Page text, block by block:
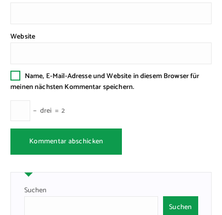
Website
Name, E-Mail-Adresse und Website in diesem Browser für
meinen nächsten Kommentar speichern.
− drei = 2
Suchen
Suchen